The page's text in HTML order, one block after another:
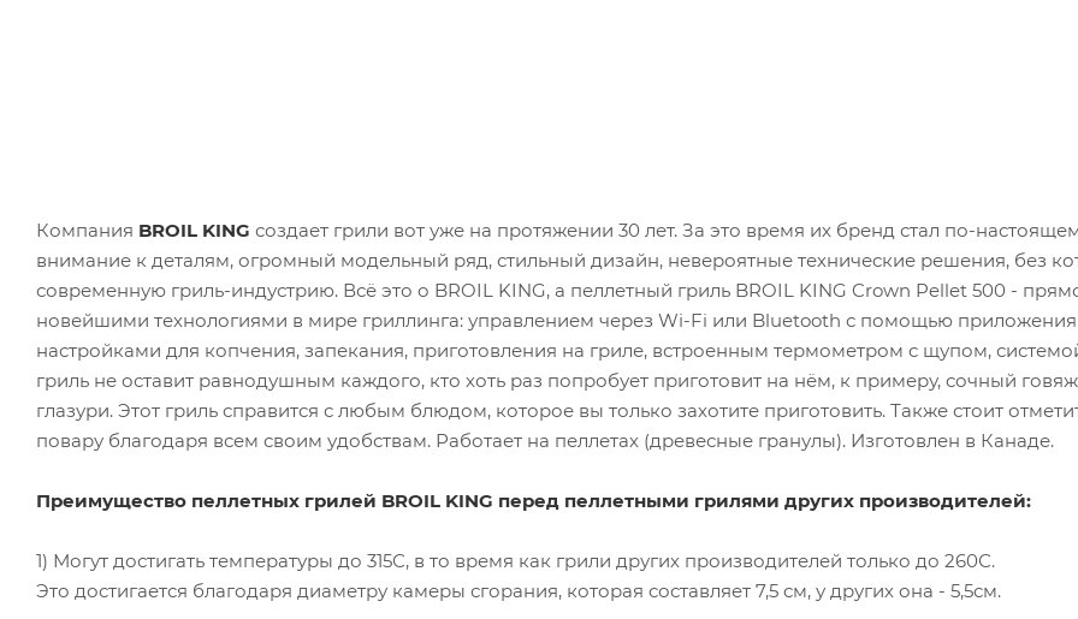
Компания BROIL KING создает грили вот уже на протяжении 30 лет. За это время их бренд стал по-
внимание к деталям, огромный модельный ряд, стильный дизайн, невероятные технические решения, без
современную гриль-индустрию. Всё это о BROIL KING, а пеллетный гриль BROIL KING Crown Pellet 500 -
новейшими технологиями в мире гриллинга: управлением через Wi-Fi или Bluetooth с помощью
настройками для копчения, запекания, приготовления на гриле, встроенным термометром с щупом,
гриль не оставит равнодушным каждого, кто хоть раз попробует приготовит на нём, к примеру, сочный
глазури. Этот гриль справится с любым блюдом, которое вы только захотите приготовить. Также стоит
повару благодаря всем своим удобствам. Работает на пеллетах (древесные гранулы). Изготовлен в Канаде.
Преимущество пеллетных грилей BROIL KING перед пеллетными грилями других производителей:
1) Могут достигать температуры до 315С, в то время как грили других производителей только до 260С.
Это достигается благодаря диаметру камеры сгорания, которая составляет 7,5 см, у других она - 5,5см.